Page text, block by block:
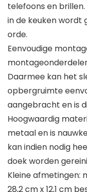
telefoons en
in de keuken wordt
orde.
Eenvoudige
Daarmee kan het
opbergruimte
aangebracht en is
Hoogwaardig
metaal en is
kan indien nodig
doek worden
Kleine afmetingen:
28,2 cm x 12,1 cm